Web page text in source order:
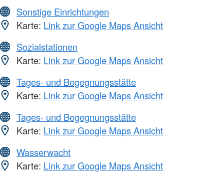
Sonstige Einrichtungen
Karte: Link zur Google Maps Ansicht
Sozialstationen
Karte: Link zur Google Maps Ansicht
Tages- und Begegnungsstätte
Karte: Link zur Google Maps Ansicht
Tages- und Begegnungsstätte
Karte: Link zur Google Maps Ansicht
Wasserwacht
Karte: Link zur Google Maps Ansicht